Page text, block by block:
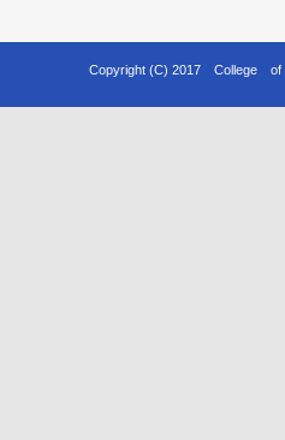
Copyright (C) 2017 College